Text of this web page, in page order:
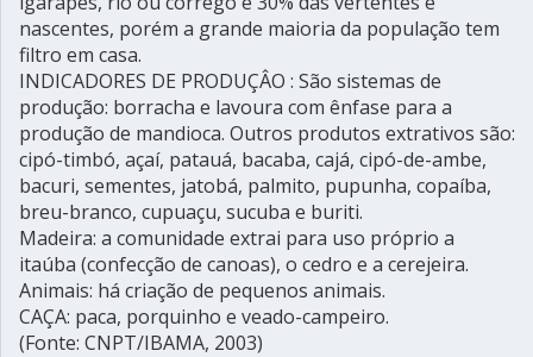
nascentes, porém a grande maioria da população tem
filtro em casa.
INDICADORES DE PRODUÇÂO : São sistemas de
produção: borracha e lavoura com ênfase para a
produção de mandioca. Outros produtos extrativos são:
cipó-timbó, açaí, patauá, bacaba, cajá, cipó-de-ambe,
bacuri, sementes, jatobá, palmito, pupunha, copaíba,
breu-branco, cupuaçu, sucuba e buriti.
Madeira: a comunidade extrai para uso próprio a
itaúba (confecção de canoas), o cedro e a cerejeira.
Animais: há criação de pequenos animais.
CAÇA: paca, porquinho e veado-campeiro.
(Fonte: CNPT/IBAMA, 2003)